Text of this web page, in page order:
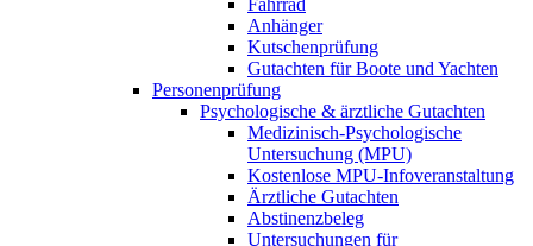
Anhänger
Kutschenprüfung
Gutachten für Boote und Yachten
Personenprüfung
Psychologische & ärztliche Gutachten
Medizinisch-Psychologische
Untersuchung (MPU)
Kostenlose MPU-Infoveranstaltung
Ärztliche Gutachten
Abstinenzbeleg
Untersuchungen für